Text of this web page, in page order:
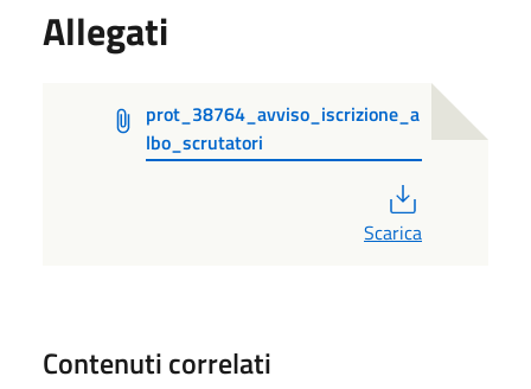
Allegati
prot_38764_avviso_iscrizione_a
lbo_scrutatori
Scarica
Contenuti correlati